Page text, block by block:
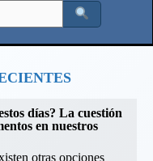
días? La cuestión
en nuestros
otras opciones